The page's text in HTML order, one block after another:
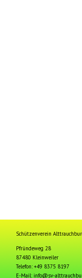
Schützenverein
Pfründeweg 28
87480 Kleinweiler
Telefon: +49 8375 8197
E-Mail: info@sv-